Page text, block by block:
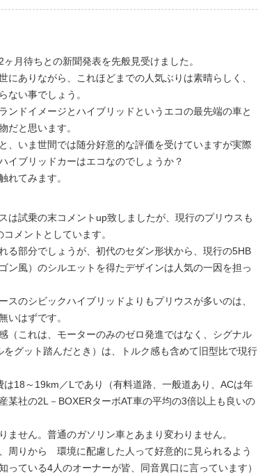
月待ちとの新聞発表を先般見受けました。
ありながら、これほどまでの人気ぶりは素晴らしく、
ない事でしょう。
ドイメージとハイブリッドというエコの最先端の車と
だと思います。
いま世間では随分好意的な評価を受けていますが実際
イブリッドカーはエコなのでしょうか？
れてみます。
は試乗の末コメントup致しましたが、現行のプリウスも
メントとしています。
部分でしょうが、初代のセダン形状から、現行の5HB
ン風）のシルエットを得たデザインは人気の一因を担っ
のシビックハイブリッドよりもプリウスが多いのは、
いはずです。
これは、モーターのみのゼロ発進ではなく、シグナル
グット踏んだとき）は、トルク感も含めて旧型比で現行
18～19km／Lであり（有料道路、一般道あり、ACは年
某社の2L－BOXERターボAT車の平均の3倍以上も良いの
せん。普通のガソリン車とあまり変わりません。
周りから 環境に配慮した人って好意的に見られるよう
っている4人のオーナーが皆、同音異口に言っています）